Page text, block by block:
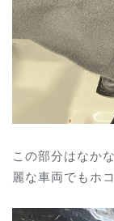
この部分はなか
麗な車両でもホ